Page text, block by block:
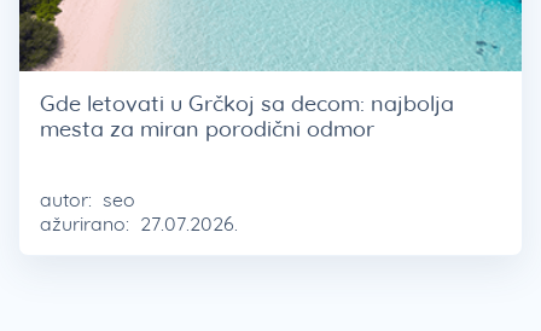
Gde letovati u Grčkoj sa decom: najbolja
mesta za miran porodični odmor
autor: seo
ažurirano: 27.07.2026.